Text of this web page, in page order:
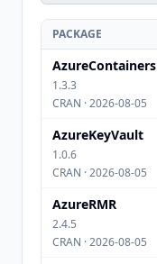
PACKAGE
AzureContainers
1.3.3
CRAN · 2026-08-05
AzureKeyVault
1.0.6
CRAN · 2026-08-05
AzureRMR
2.4.5
CRAN · 2026-08-05